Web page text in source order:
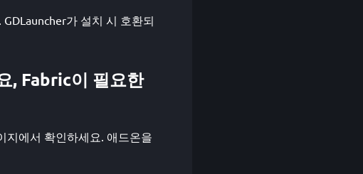
가 설치 시 호환되
, Fabric이 필요한
지에서 확인하세요. 애드온을